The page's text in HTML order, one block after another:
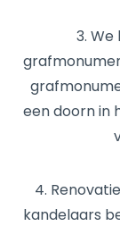
3.
een doorn in
4.
kandelaars